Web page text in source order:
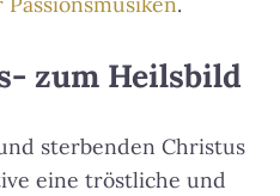
zum Heilsbild
sterbenden Christus
eine tröstliche und